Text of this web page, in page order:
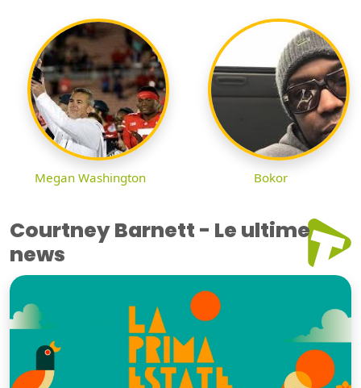
Megan Washington Bokor
Courtney Barnett - Le ultime
news